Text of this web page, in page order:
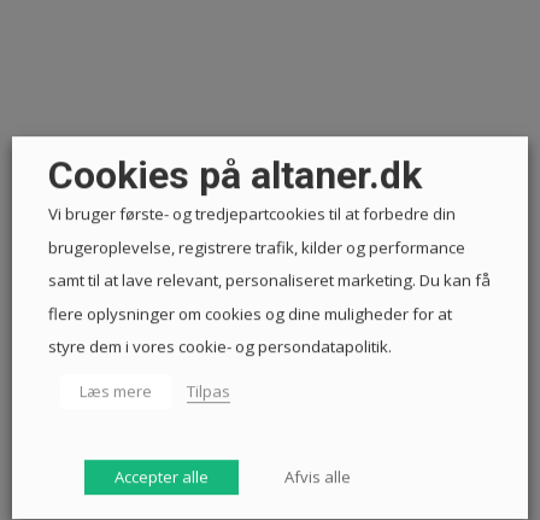
Cookies på altaner.dk
Vi bruger første- og tredjepartcookies til at forbedre din
brugeroplevelse, registrere trafik, kilder og performance
samt til at lave relevant, personaliseret marketing. Du kan få
flere oplysninger om cookies og dine muligheder for at
styre dem i vores cookie- og persondatapolitik.
Læs mere Tilpas
Accepter alle Afvis alle